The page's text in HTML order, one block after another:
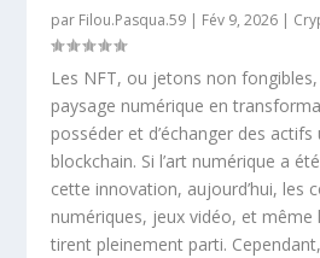
par Filou.Pasqua.59 | Fév 9, 2026 |
Les NFT, ou jetons non
paysage numérique en
posséder et d’échanger des actifs
blockchain. Si l’art numérique a
cette innovation, aujourd’hui, les
numériques, jeux vidéo, et même
tirent pleinement parti.